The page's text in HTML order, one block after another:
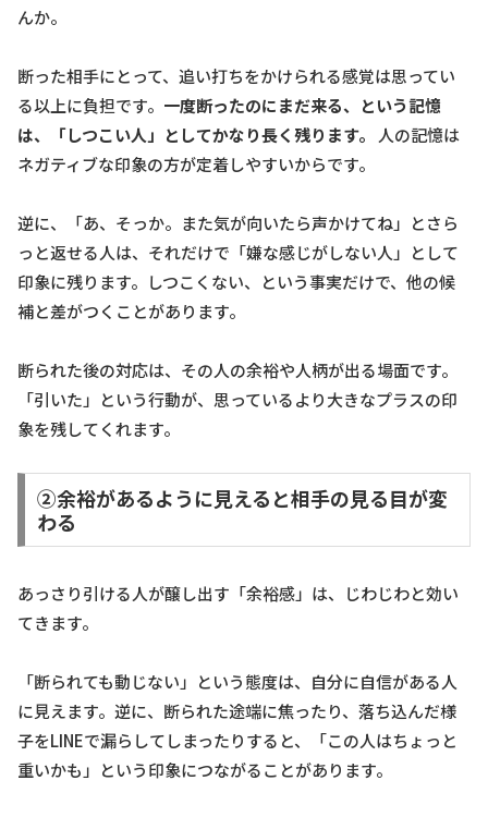
んか。
断った相手にとって、追い打ちをかけられる感覚は思ってい
る以上に負担です。 一度断ったのにまだ来る、という記憶
は、「しつこい人」としてかなり長く残ります。
人の記憶は
ネガティブな印象の方が定着しやすいからです。
逆に、「あ、そっか。また気が向いたら声かけてね」とさら
っと返せる人は、それだけで「嫌な感じがしない人」として
印象に残ります。しつこくない、という事実だけで、他の候
補と差がつくことがあります。
断られた後の対応は、その人の余裕や人柄が出る場面です。
「引いた」という行動が、思っているより大きなプラスの印
象を残してくれます。
②余裕があるように見えると相手の見る目が変
わる
あっさり引ける人が醸し出す「余裕感」は、じわじわと効い
てきます。
「断られても動じない」という態度は、自分に自信がある人
に見えます。逆に、断られた途端に焦ったり、落ち込んだ様
子をLINEで漏らしてしまったりすると、「この人はちょっと
重いかも」という印象につながることがあります。